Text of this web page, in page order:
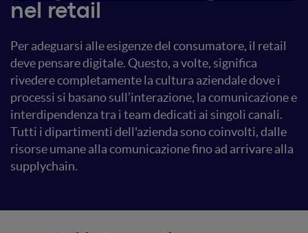
nel retail
Per adeguarsi alle esigenze del consumatore, il retail
deve pensare digitale. Questo, a volte, significa
rivedere completamente la cultura aziendale dove i
processi si basano sull’interazione, la comunicazione e
interdipendenza tra i team dedicati ai singoli canali.
Tutti i dipartimenti dell'azienda sono coinvolti, dalle
risorse umane alla comunicazione fino ad arrivare alla
supplychain.